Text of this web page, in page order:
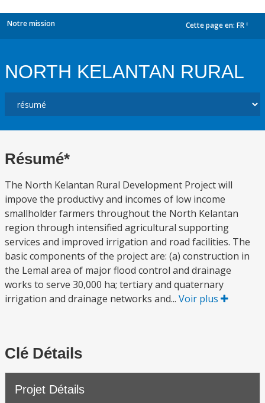
Notre mission Cette page en: FR
NORTH KELANTAN RURAL
Résumé*
The North Kelantan Rural Development Project will
impove the productivy and incomes of low income
smallholder farmers throughout the North Kelantan
region through intensified agricultural supporting
services and improved irrigation and road facilities. The
basic components of the project are: (a) construction in
the Lemal area of major flood control and drainage
works to serve 30,000 ha; tertiary and quaternary
irrigation and drainage networks and... Voir plus
Clé Détails
Projet Détails